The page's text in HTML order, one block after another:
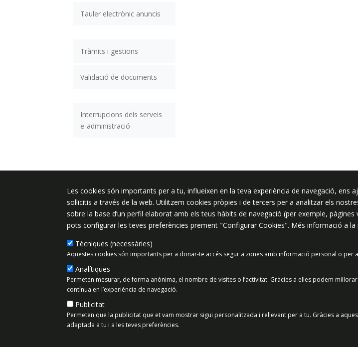
Tauler electrònic anuncis
Tràmits i gestions
Validació de documents
Interrupcions dels serveis
e-administració
Plaça de l'Ajuntament 6, 08340 Vilassar
de Mar
937 542 400
Preguntes
Les cookies són importants per a tu, influeixen en la teva experiència de navegació,
sol·licitis a través de la web. Utilitzem cookies pròpies i de tercers per a analitzar els
sobre la base d’un perfil elaborat amb els teus hàbits de navegació (per exemple,
pots configurar les teves preferències prement "Configurar Cookies". Més informació a la
Tècniques (necessàries)
Aquestes cookies són importants per a donar-te accés segur a zones amb informació personal o per
Analítiques
Permeten mesurar, de forma anònima, el nombre de visites o l’activitat. Gràcies a elles podem
contínua en l’experiència de navegació.
Publicitat
Permeten que la publicitat que et vam mostrar sigui personalitzada i rellevant per a tu. Gràcies a
adaptada a tu i a les teves preferències.